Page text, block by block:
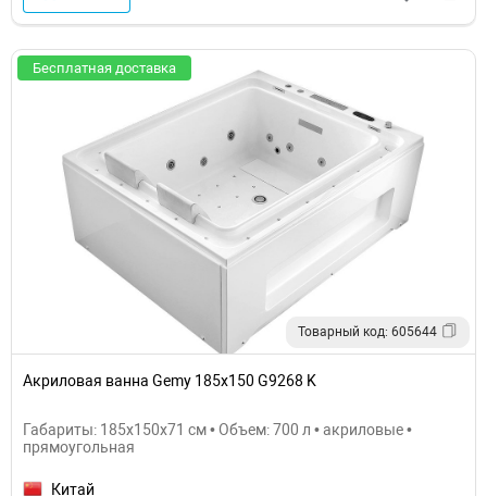
Бесплатная доставка
Товарный код: 605644
Акриловая ванна Gemy 185x150 G9268 K
Габариты: 185x150x71 см • Объем: 700 л • акриловые •
прямоугольная
Китай